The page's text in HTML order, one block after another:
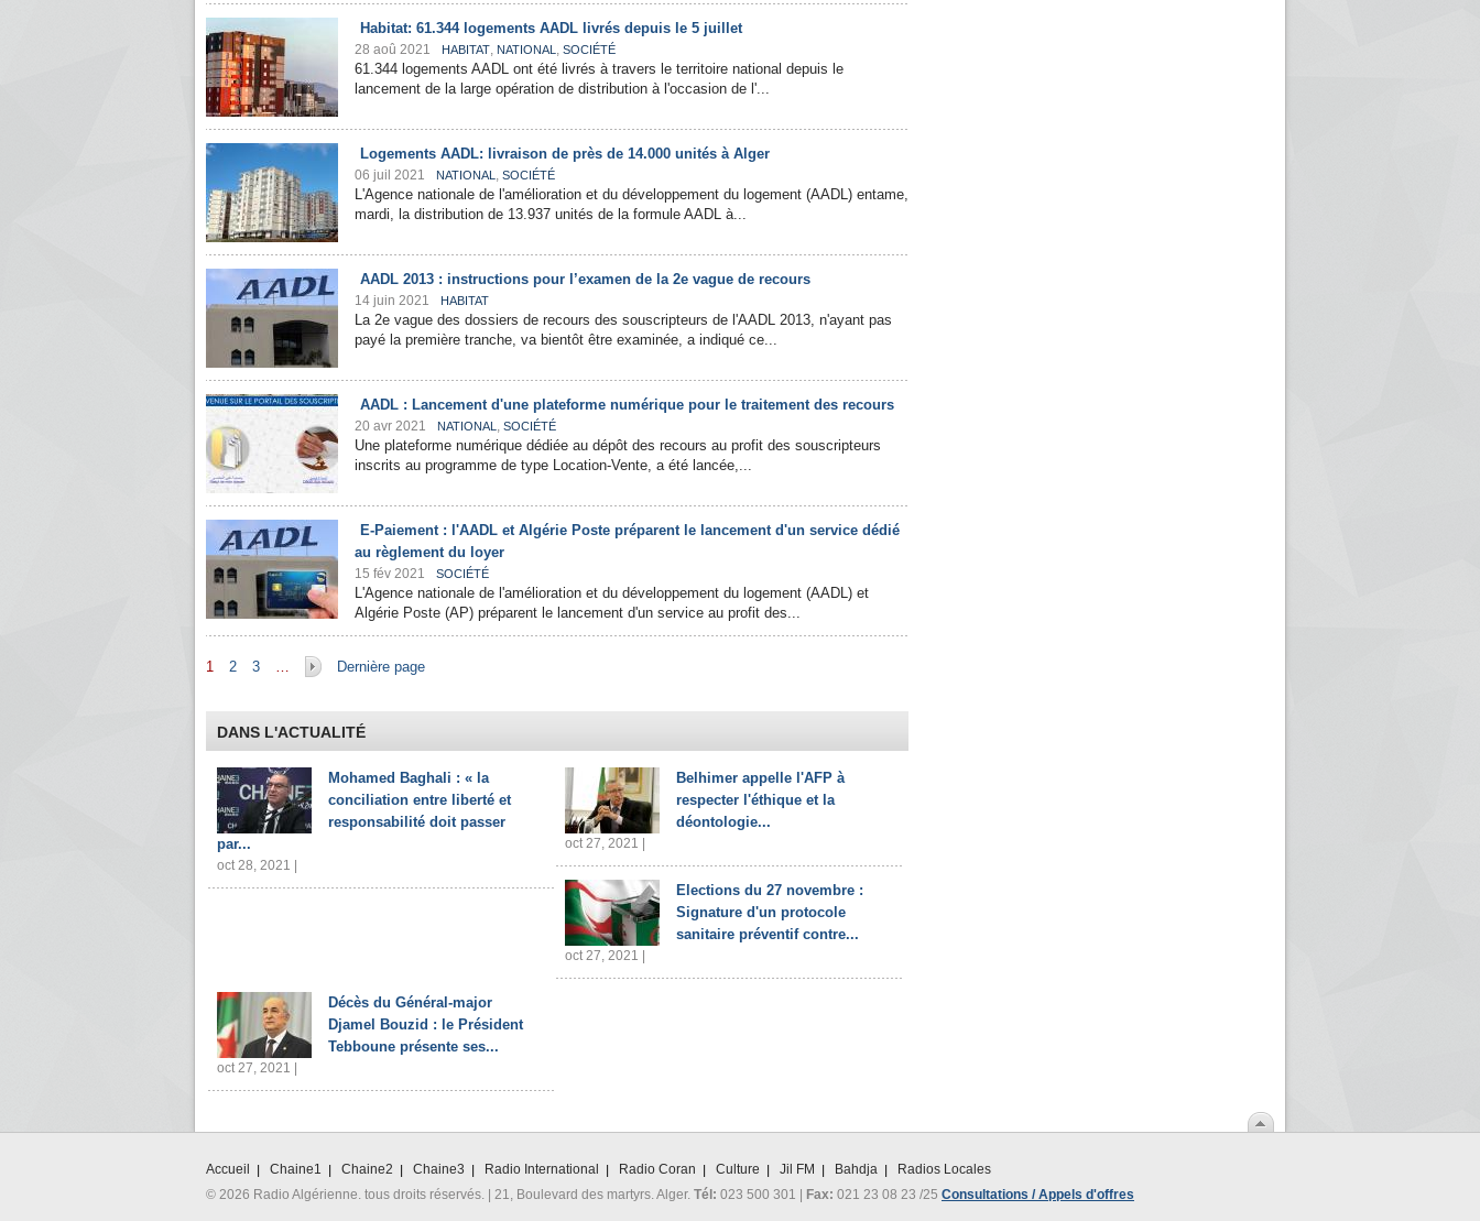
Habitat: 61.344 logements AADL livrés depuis le 5 juillet
28 aoû 2021 HABITAT, NATIONAL , SOCIÉTÉ
61.344 logements AADL ont été livrés à travers le territoire national depuis le
lancement de la large opération de distribution à l'occasion de l'...
Logements AADL: livraison de près de 14.000 unités à Alger
06 juil 2021 NATIONAL , SOCIÉTÉ
L'Agence nationale de l'amélioration et du développement du logement (AADL) entame,
mardi, la distribution de 13.937 unités de la formule AADL à...
AADL 2013 : instructions pour l’examen de la 2e vague de recours
14 juin 2021 HABITAT
La 2e vague des dossiers de recours des souscripteurs de l'AADL 2013, n'ayant pas
payé la première tranche, va bientôt être examinée, a indiqué ce...
AADL : Lancement d'une plateforme numérique pour le traitement des recours
20 avr 2021 NATIONAL , SOCIÉTÉ
Une plateforme numérique dédiée au dépôt des recours au profit des souscripteurs
inscrits au programme de type Location-Vente, a été lancée,...
E-Paiement : l'AADL et Algérie Poste préparent le lancement d'un service dédié
au règlement du loyer
15 fév 2021 SOCIÉTÉ
L'Agence nationale de l'amélioration et du développement du logement (AADL) et
Algérie Poste (AP) préparent le lancement d'un service au profit des...
Pages
1 2 3 … Dernière page
DANS L'ACTUALITÉ
Mohamed Baghali : « la
conciliation entre liberté et
responsabilité doit passer
par...
oct 28, 2021 |
Belhimer appelle l'AFP à
respecter l'éthique et la
déontologie...
oct 27, 2021 |
Elections du 27 novembre :
Signature d'un protocole
sanitaire préventif contre...
oct 27, 2021 |
Décès du Général-major
Djamel Bouzid : le Président
Tebboune présente ses...
oct 27, 2021 |
Accueil Chaine1 Chaine2 Chaine3 Radio International Radio Coran Culture Jil FM Bahdja
Radios Locales
© 2026 Radio Algérienne. tous droits réservés. | 21, Boulevard des martyrs. Alger. Tél: 023 500 301 | Fax: 021 23 08 23 /25 Consultations / Appels d'offres